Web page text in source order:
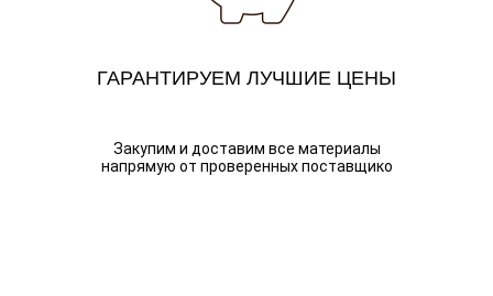
ГАРАНТИРУЕМ ЛУЧШИЕ ЦЕНЫ
Закупим и доставим все материалы
напрямую от проверенных поставщико